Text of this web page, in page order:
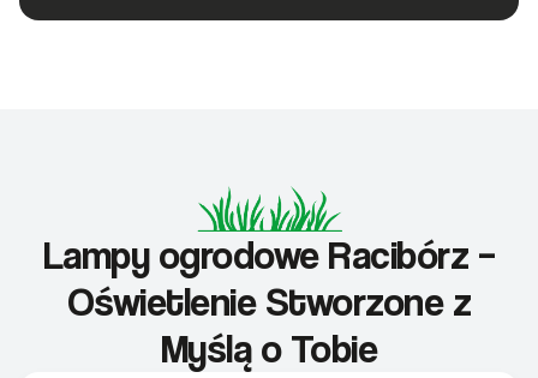
Lampy ogrodowe Racibórz –
Oświetlenie Stworzone z
Myślą o Tobie